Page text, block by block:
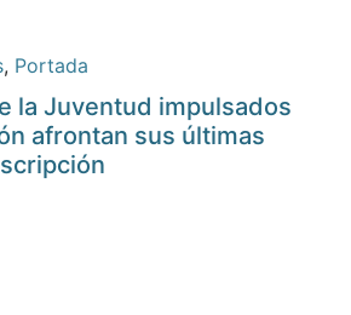
, Portada
la Juventud impulsados
afrontan sus últimas